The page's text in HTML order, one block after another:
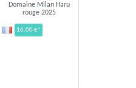
Domaine Milan Haru
rouge 2025
16.00 €*